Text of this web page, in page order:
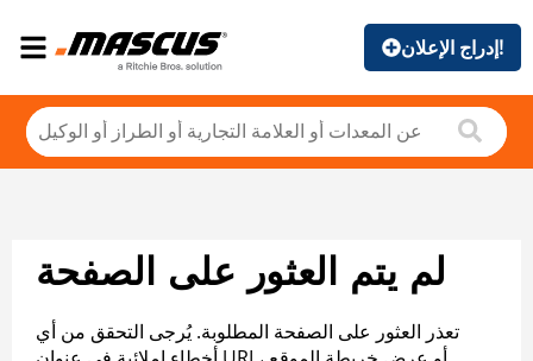
إدراج الإعلان!
لم يتم العثور على الصفحة
تعذر العثور على الصفحة المطلوبة. يُرجى التحقق من أي